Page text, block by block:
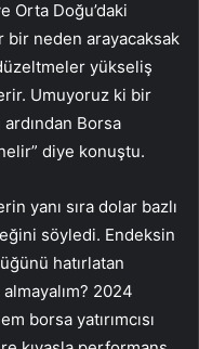
Orta Doğu’daki
bir neden arayacaksak
yükseliş
Umuyoruz ki bir
Borsa
diye konuştu.
yanı sıra dolar bazlı
söyledi. Endeksin
hatırlatan
almayalım? 2024
borsa yatırımcısı